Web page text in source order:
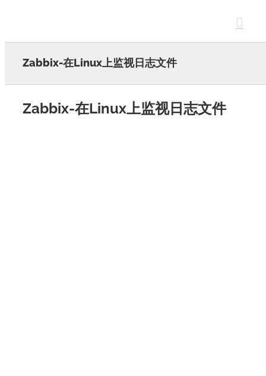
Zabbix-在Linux上监视日志文件
Zabbix-在Linux上监视日志文件